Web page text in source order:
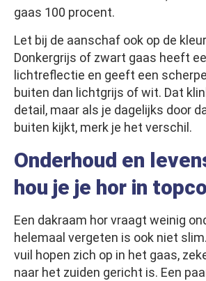
gaas 100 procent.
Let bij de aanschaf ook op de
Donkergrijs of zwart gaas heeft
lichtreflectie en geeft een
buiten dan lichtgrijs of wit. Dat
detail, maar als je dagelijks door
buiten kijkt, merk je het verschil.
Onderhoud en
hou je je hor in
Een dakraam hor vraagt weinig
helemaal vergeten is ook niet
vuil hopen zich op in het gaas,
naar het zuiden gericht is. Een